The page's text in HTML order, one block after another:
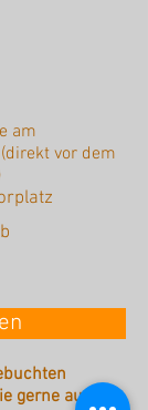
am
vor dem
gerne auf die